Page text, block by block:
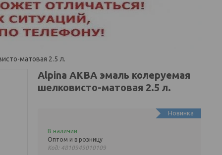
матовая 2.5 л.
Alpina АКВА эмаль колеруемая
шелковисто-матовая 2.5 л.
Новинка
В наличии
Оптом и в розницу
Код: 4810949010109